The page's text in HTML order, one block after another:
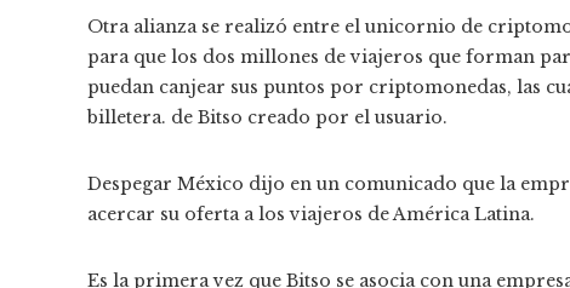
Otra alianza se realizó entre el unicornio de
para que los dos millones de viajeros que forman
puedan canjear sus puntos por criptomonedas, las
billetera. de Bitso creado por el usuario.
Despegar México dijo en un comunicado que la
acercar su oferta a los viajeros de América Latina.
Es la primera vez que Bitso se asocia con una